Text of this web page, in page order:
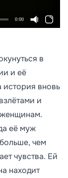
0:00
в
и её
вновь
и
её муж
чем
чувства. Ей
находит